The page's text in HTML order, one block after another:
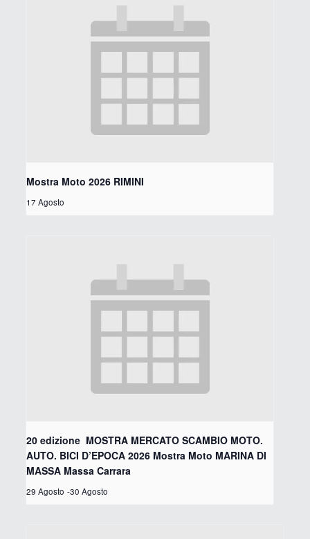
Mostra Moto 2026 RIMINI
17 Agosto
20 edizione MOSTRA MERCATO SCAMBIO MOTO.
AUTO. BICI D’EPOCA 2026 Mostra Moto MARINA DI
MASSA Massa Carrara
29 Agosto -30 Agosto